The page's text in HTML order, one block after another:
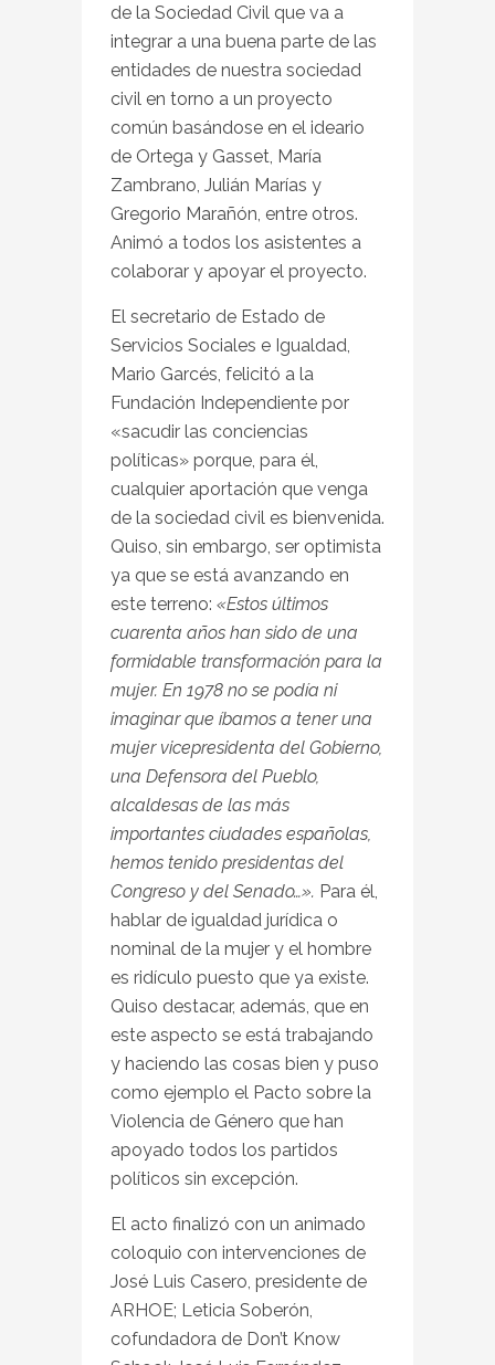
de la Sociedad Civil que va a
integrar a una buena parte de las
entidades de nuestra sociedad
civil en torno a un proyecto
común basándose en el ideario
de Ortega y Gasset, María
Zambrano, Julián Marías y
Gregorio Marañón, entre otros.
Animó a todos los asistentes a
colaborar y apoyar el proyecto.
El secretario de Estado de
Servicios Sociales e Igualdad,
Mario Garcés, felicitó a la
Fundación Independiente por
«sacudir las conciencias
políticas» porque, para él,
cualquier aportación que venga
de la sociedad civil es bienvenida.
Quiso, sin embargo, ser optimista
ya que se está avanzando en
este terreno: «Estos últimos
cuarenta años han sido de una
formidable transformación para la
mujer. En 1978 no se podía ni
imaginar que íbamos a tener una
mujer vicepresidenta del Gobierno,
una Defensora del Pueblo,
alcaldesas de las más
importantes ciudades españolas,
hemos tenido presidentas del
Congreso y del Senado…». Para él,
hablar de igualdad jurídica o
nominal de la mujer y el hombre
es ridículo puesto que ya existe.
Quiso destacar, además, que en
este aspecto se está trabajando
y haciendo las cosas bien y puso
como ejemplo el Pacto sobre la
Violencia de Género que han
apoyado todos los partidos
políticos sin excepción.
El acto finalizó con un animado
coloquio con intervenciones de
José Luis Casero, presidente de
ARHOE; Leticia Soberón,
cofundadora de Don’t Know